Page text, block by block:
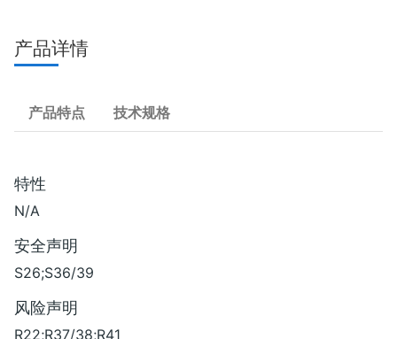
产品详情
产品特点 技术规格
特性
N/A
安全声明
S26;S36/39
风险声明
R22;R37/38;R41